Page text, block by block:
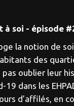
à soi - épisode
la notion de
des
pas oublier leur
19 dans les
d’affilés, en